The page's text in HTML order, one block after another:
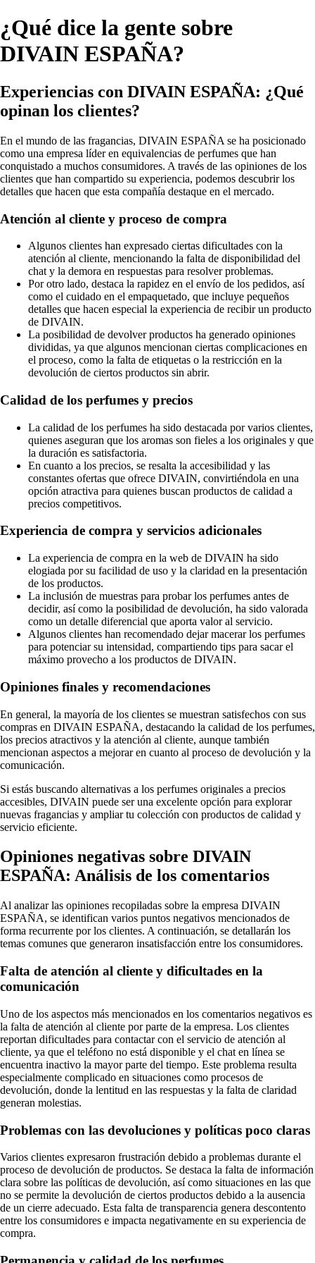
¿Qué dice la gente sobre
DIVAIN ESPAÑA?
Experiencias con DIVAIN ESPAÑA: ¿Qué
opinan los clientes?
En el mundo de las fragancias, DIVAIN ESPAÑA se ha posicionado
como una empresa líder en equivalencias de perfumes que han
conquistado a muchos consumidores. A través de las opiniones de los
clientes que han compartido su experiencia, podemos descubrir los
detalles que hacen que esta compañía destaque en el mercado.
Atención al cliente y proceso de compra
Algunos clientes han expresado ciertas dificultades con la
atención al cliente, mencionando la falta de disponibilidad del
chat y la demora en respuestas para resolver problemas.
Por otro lado, destaca la rapidez en el envío de los pedidos, así
como el cuidado en el empaquetado, que incluye pequeños
detalles que hacen especial la experiencia de recibir un producto
de DIVAIN.
La posibilidad de devolver productos ha generado opiniones
divididas, ya que algunos mencionan ciertas complicaciones en
el proceso, como la falta de etiquetas o la restricción en la
devolución de ciertos productos sin abrir.
Calidad de los perfumes y precios
La calidad de los perfumes ha sido destacada por varios clientes,
quienes aseguran que los aromas son fieles a los originales y que
la duración es satisfactoria.
En cuanto a los precios, se resalta la accesibilidad y las
constantes ofertas que ofrece DIVAIN, convirtiéndola en una
opción atractiva para quienes buscan productos de calidad a
precios competitivos.
Experiencia de compra y servicios adicionales
La experiencia de compra en la web de DIVAIN ha sido
elogiada por su facilidad de uso y la claridad en la presentación
de los productos.
La inclusión de muestras para probar los perfumes antes de
decidir, así como la posibilidad de devolución, ha sido valorada
como un detalle diferencial que aporta valor al servicio.
Algunos clientes han recomendado dejar macerar los perfumes
para potenciar su intensidad, compartiendo tips para sacar el
máximo provecho a los productos de DIVAIN.
Opiniones finales y recomendaciones
En general, la mayoría de los clientes se muestran satisfechos con sus
compras en DIVAIN ESPAÑA, destacando la calidad de los perfumes,
los precios atractivos y la atención al cliente, aunque también
mencionan aspectos a mejorar en cuanto al proceso de devolución y la
comunicación.
Si estás buscando alternativas a los perfumes originales a precios
accesibles, DIVAIN puede ser una excelente opción para explorar
nuevas fragancias y ampliar tu colección con productos de calidad y
servicio eficiente.
Opiniones negativas sobre DIVAIN
ESPAÑA: Análisis de los comentarios
Al analizar las opiniones recopiladas sobre la empresa DIVAIN
ESPAÑA, se identifican varios puntos negativos mencionados de
forma recurrente por los clientes. A continuación, se detallarán los
temas comunes que generaron insatisfacción entre los consumidores.
Falta de atención al cliente y dificultades en la
comunicación
Uno de los aspectos más mencionados en los comentarios negativos es
la falta de atención al cliente por parte de la empresa. Los clientes
reportan dificultades para contactar con el servicio de atención al
cliente, ya que el teléfono no está disponible y el chat en línea se
encuentra inactivo la mayor parte del tiempo. Este problema resulta
especialmente complicado en situaciones como procesos de
devolución, donde la lentitud en las respuestas y la falta de claridad
generan molestias.
Problemas con las devoluciones y políticas poco claras
Varios clientes expresaron frustración debido a problemas durante el
proceso de devolución de productos. Se destaca la falta de información
clara sobre las políticas de devolución, así como situaciones en las que
no se permite la devolución de ciertos productos debido a la ausencia
de un cierre adecuado. Esta falta de transparencia genera descontento
entre los consumidores e impacta negativamente en su experiencia de
compra.